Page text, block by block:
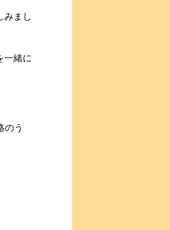
みまし
一緒に
のう